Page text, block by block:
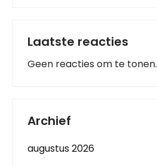
Laatste reacties
Geen reacties om te tonen.
Archief
augustus 2026